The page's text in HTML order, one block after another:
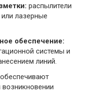
распылители
лазерные
обеспечение:
системы и
линий.
обеспечивают
возникновении